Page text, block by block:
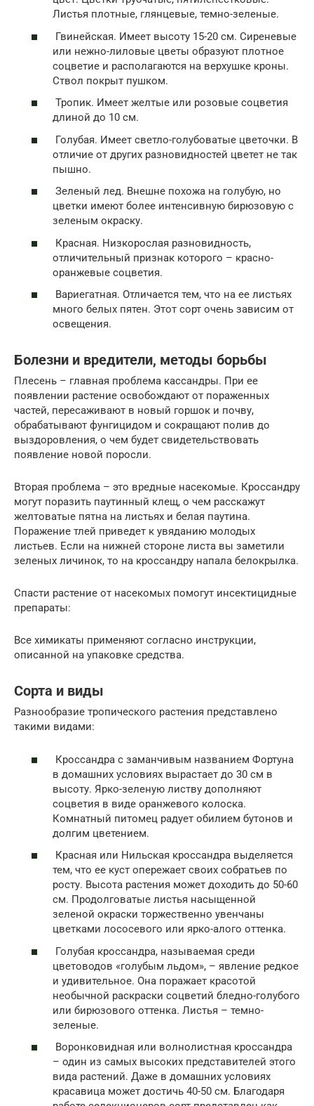
Листья плотные, глянцевые, темно-зеленые.
Гвинейская. Имеет высоту 15-20 см. Сиреневые
или нежно-лиловые цветы образуют плотное
соцветие и располагаются на верхушке кроны.
Ствол покрыт пушком.
Тропик. Имеет желтые или розовые соцветия
длиной до 10 см.
Голубая. Имеет светло-голубоватые цветочки. В
отличие от других разновидностей цветет не так
пышно.
Зеленый лед. Внешне похожа на голубую, но
цветки имеют более интенсивную бирюзовую с
зеленым окраску.
Красная. Низкорослая разновидность,
отличительный признак которого – красно-
оранжевые соцветия.
Вариегатная. Отличается тем, что на ее листьях
много белых пятен. Этот сорт очень зависим от
освещения.
Болезни и вредители, методы борьбы
Плесень – главная проблема кассандры. При ее
появлении растение освобождают от пораженных
частей, пересаживают в новый горшок и почву,
обрабатывают фунгицидом и сокращают полив до
выздоровления, о чем будет свидетельствовать
появление новой поросли.
Вторая проблема – это вредные насекомые. Кроссандру
могут поразить паутинный клещ, о чем расскажут
желтоватые пятна на листьях и белая паутина.
Поражение тлей приведет к увяданию молодых
листьев. Если на нижней стороне листа вы заметили
зеленых личинок, то на кроссандру напала белокрылка.
Спасти растение от насекомых помогут инсектицидные
препараты:
Все химикаты применяют согласно инструкции,
описанной на упаковке средства.
Сорта и виды
Разнообразие тропического растения представлено
такими видами:
Кроссандра с заманчивым названием Фортуна
в домашних условиях вырастает до 30 см в
высоту. Ярко-зеленую листву дополняют
соцветия в виде оранжевого колоска.
Комнатный питомец радует обилием бутонов и
долгим цветением.
Красная или Нильская кроссандра выделяется
тем, что ее куст опережает своих собратьев по
росту. Высота растения может доходить до 50-60
см. Продолговатые листья насыщенной
зеленой окраски торжественно увенчаны
цветками лососевого или ярко-алого оттенка.
Голубая кроссандра, называемая среди
цветоводов «голубым льдом», – явление редкое
и удивительное. Она поражает красотой
необычной раскраски соцветий бледно-голубого
или бирюзового оттенка. Листья – темно-
зеленые.
Воронковидная или волнолистная кроссандра
– один из самых высоких представителей этого
вида растений. Даже в домашних условиях
красавица может достичь 40-50 см. Благодаря